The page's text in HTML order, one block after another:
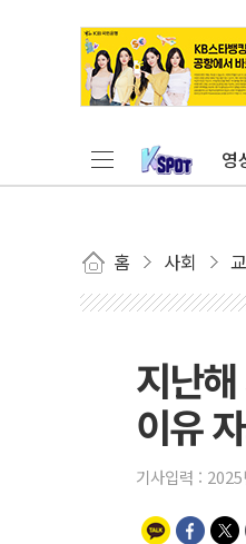
영
홈 사회
지난
이유
기사입력 :